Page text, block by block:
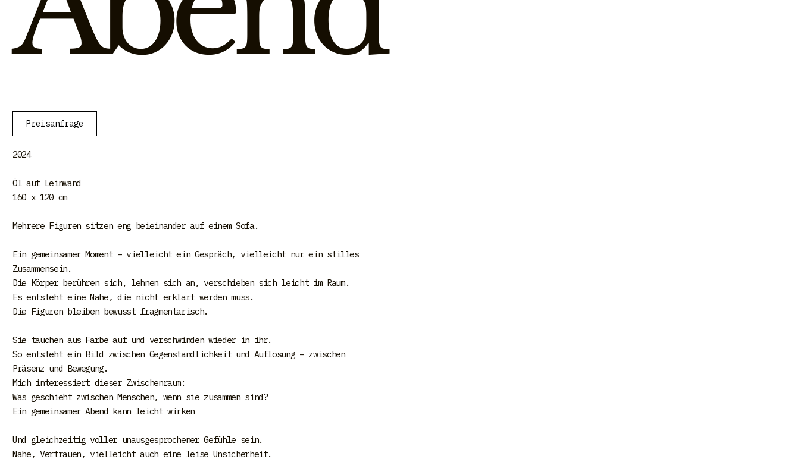
Preisanfrage
2024
Öl auf Leinwand
160 x 120 cm
Mehrere Figuren sitzen eng beieinander auf einem Sofa.
Ein gemeinsamer Moment – vielleicht ein Gespräch, vielleicht nur ein stilles
Zusammensein.
Die Körper berühren sich, lehnen sich an, verschieben sich leicht im Raum.
Es entsteht eine Nähe, die nicht erklärt werden muss.
Die Figuren bleiben bewusst fragmentarisch.
Sie tauchen aus Farbe auf und verschwinden wieder in ihr.
So entsteht ein Bild zwischen Gegenständlichkeit und Auflösung – zwischen
Präsenz und Bewegung.
Mich interessiert dieser Zwischenraum:
Was geschieht zwischen Menschen, wenn sie zusammen sind?
Ein gemeinsamer Abend kann leicht wirken
Und gleichzeitig voller unausgesprochener Gefühle sein.
Nähe, Vertrauen, vielleicht auch eine leise Unsicherheit.